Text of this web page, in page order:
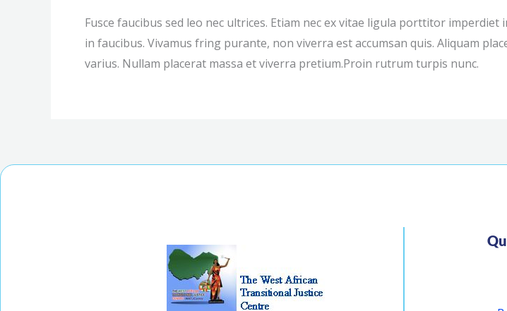
Fusce faucibus sed leo nec ultrices. Etiam nec ex vitae ligula porttitor
in faucibus. Vivamus fring purante, non viverra est accumsan quis. Aliquam
varius. Nullam placerat massa et viverra pretium.Proin rutrum turpis nunc.